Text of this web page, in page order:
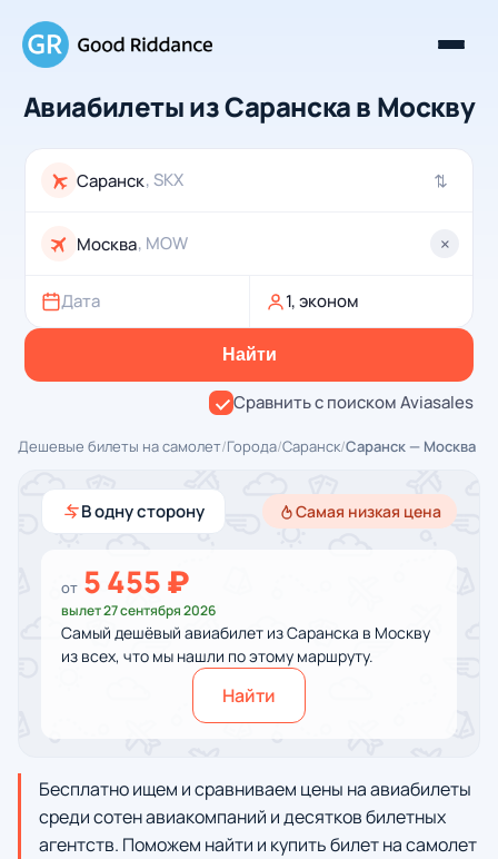
Авиабилеты из Саранска в Москву
, SKX ⇄
, MOW ×
Дата 1, эконом
Найти
Сравнить с поиском Aviasales
Дешевые билеты на самолет/Города/Саранск/Саранск — Москва
В одну сторону Самая низкая цена
от 5 455 ₽
вылет 27 сентября 2026
Самый дешёвый авиабилет из Саранска в Москву
из всех, что мы нашли по этому маршруту.
Найти
Бесплатно ищем и сравниваем цены на авиабилеты
среди сотен авиакомпаний и десятков билетных
агентств. Поможем найти и купить билет на самолет